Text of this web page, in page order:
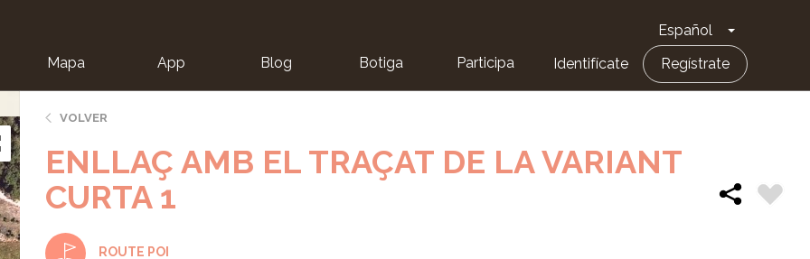
Español Toggle
Mapa App Blog Botiga Participa Identifícate Regístrate
VOLVER
ENLLAÇ AMB EL TRAÇAT DE LA VARIANT
CURTA 1
ROUTE POI